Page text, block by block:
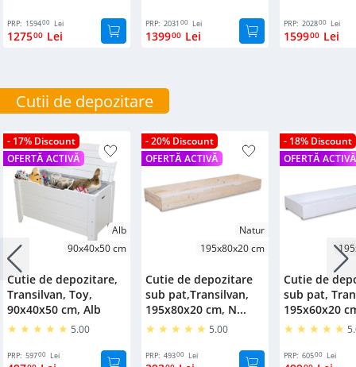
PRP: 159400 Lei
127500 Lei
PRP: 203100 Lei
139900 Lei
PRP: 202800 Lei
159900 Lei
Cutii de depozitare
- 17% Discount
OFERTĂ ACTIVĂ
Alb
90x40x50 cm
Cutie de depozitare,
Transilvan, Toy,
90x40x50 cm, Alb
5.00
PRP: 59700 Lei
- 20% Discount
OFERTĂ ACTIVĂ
Natur
195x80x20 cm
Cutie de depozitare
sub pat,Transilvan,
195x80x20 cm, N...
5.00
PRP: 49300 Lei
- 18% Discount
OFERTĂ ACTIVĂ
Cutie de
sub pat,
195x60x20
PRP: 60500 Lei